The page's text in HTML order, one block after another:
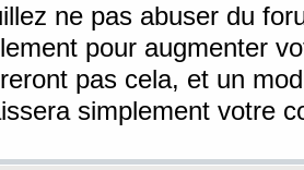
ne pas abuser du
pour augmenter
pas cela, et un
simplement votre